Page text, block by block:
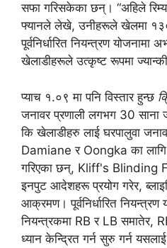
सफा गरिसकेका छन्। “अहिले
फ्यानले लेखे, उनीहरूले खेलमा
पूर्वनिर्धारित नियन्त्रण
खेलाडीहरूले उत्कृष्ट रूपमा
प्याच १.०९ मा पनि विस्तार हुन्छ
जनावर प्रणाली लगभग 30 साना
कि खेलाडीहरु लाई घरपालुवा
Damiane र Oongka का लागि
गरिएका छन्, Kliff's Blinding
इनपुट आदेशहरू प्रयोग गरेर,
आक्रमण। पूर्वनिर्धारित
नियन्त्रकमा RB र LB समातेर,
ध्यान केन्द्रित गर्न सुरु गर्न